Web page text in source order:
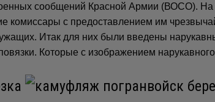
сообщений Красной Армии (ВОСО).
комиссары с предоставлением им
Итак для них были введены
Которые с изображением